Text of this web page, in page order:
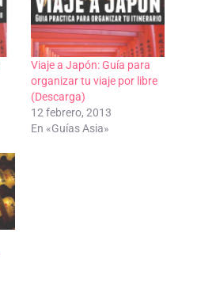
Viaje a Japón: Guía para
organizar tu viaje por libre
(Descarga)
12 febrero, 2013
En «Guías Asia»